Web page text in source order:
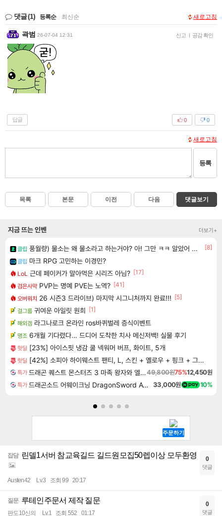
댓글(1) 등록순 최신순 새로고침
곽범 26-07-04 12:31 신고 | 공감 확인
답글 0
0
새로고침
등록
목록 본문 이전 다음 댓글보기
지금 뜨는 인벤 더보기+
클립 풍월량) 물소는 왜 물소라고 하는거야? 아! 그만 ㅋㅋ 알았어 ㅋㅋ
[8]
클립 마크 RPG 고민하는 이경민?
LoL 근데 페이커가 말아먹은 시리즈 아님? [17]
검은사막 PVP는 명예 PVE는 노역? [41]
오버워치 26 시즌3 드라이브) 마지막 시그니처까지 완료!!! [5]
걸그룹 귀여운 아일릿 원희 [1]
해외겜 라그나로크 온라인 ros바퀴벌레 증식이벤트
명조 6개월 기다렸다… 드디어 도착한 치사 메신저백! 실물 후기
핫딜 [23%] 아이스핏 냉감 쿨 넥워머 버프, 화이트, 5개
핫딜 [42%] 소피아 하이웨스트 팬티, L, 스킨 + 옐로우 + 핑크 + 그린 + 블루 + 오렌지 + 카키 + 라벤더, 8개입, 1세트
특가 드래곤 퀘스트 몬스터즈 3 마족 왕자와 엘프의 여행 Dragon Quest Monsters The Dark Prince49,800원75%12,450원
특가 드래곤소드 어웨이크닝 DragonSword Awakening 33,000원 10%
잡담 린델1서버 참교육길드 길드원모집50렙이상 모두환영
Austen42 Lv.3 조회 99 20:17
0
댓글
질문 루테인주문서 제작 질문
판도10신의 Lv.1 조회 552 01:17
0
댓글